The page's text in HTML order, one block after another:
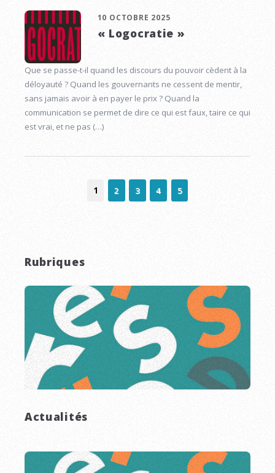
10 OCTOBRE 2025
« Logocratie »
Que se passe-t-il quand les discours du pouvoir cèdent à la
déloyauté ? Quand les gouvernants ne cessent de mentir,
sans jamais avoir à en payer le prix ? Quand la
communication se permet de dire ce qui est faux, taire ce qui
est vrai, et ne pas (…)
1 2 3 4 5
Rubriques
Actualités